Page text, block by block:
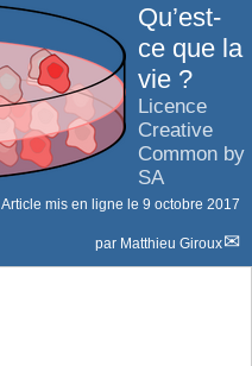
Qu’est-
ce que la
vie ?
Licence
Creative
Common by
SA
Article mis en ligne le 9 octobre 2017
par Matthieu Giroux